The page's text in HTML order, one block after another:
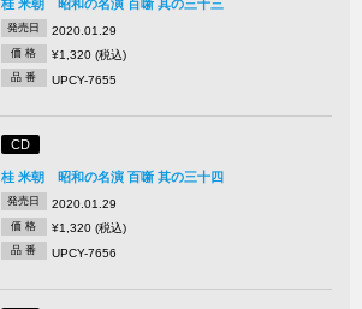
桂 米朝 昭和の名演 百噺 其の三十三
発売日 2020.01.29
価 格 ¥1,320 (税込)
品 番 UPCY-7655
CD
桂 米朝 昭和の名演 百噺 其の三十四
発売日 2020.01.29
価 格 ¥1,320 (税込)
品 番 UPCY-7656